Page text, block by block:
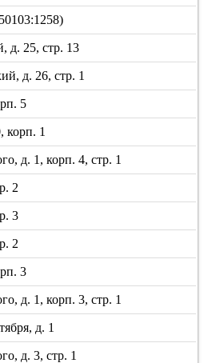
д. 25, стр. 13
д. 26, стр. 1
5
корп. 1
д. 1, корп. 4, стр. 1
2
3
2
3
д. 1, корп. 3, стр. 1
д. 1
д. 3, стр. 1